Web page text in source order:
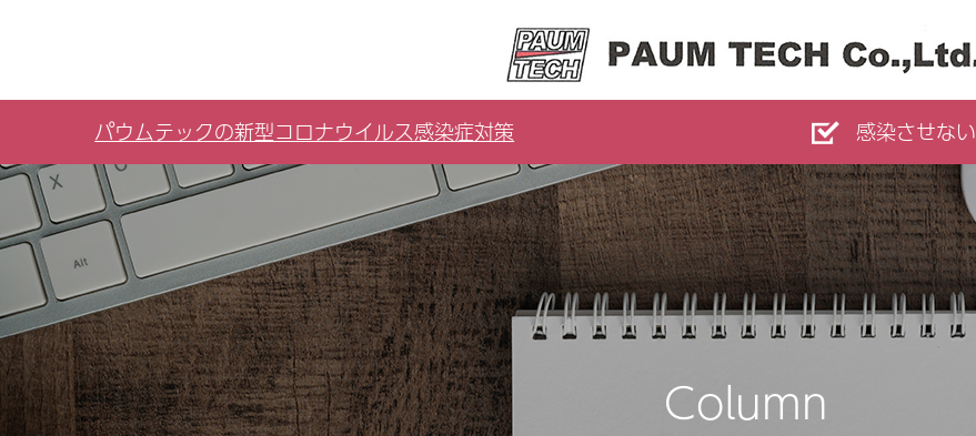
パウムテックの新型コロナウイルス感染症対策 感染させない
Column